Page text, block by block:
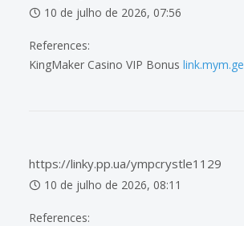
10 de julho de 2026, 07:56
References:
KingMaker Casino VIP Bonus link.mym.ge
https://linky.pp.ua/ympcrystle1129
10 de julho de 2026, 08:11
References: